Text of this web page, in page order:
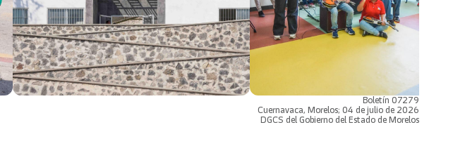
Boletín 07279
Cuernavaca, Morelos; 04 de julio de 2026
DGCS del Gobierno del Estado de Morelos